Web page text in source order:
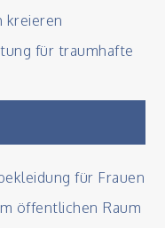
kreieren
für traumhafte
für Frauen
öffentlichen Raum